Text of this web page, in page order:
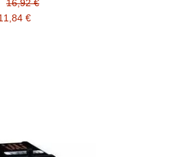
16,92 €
€